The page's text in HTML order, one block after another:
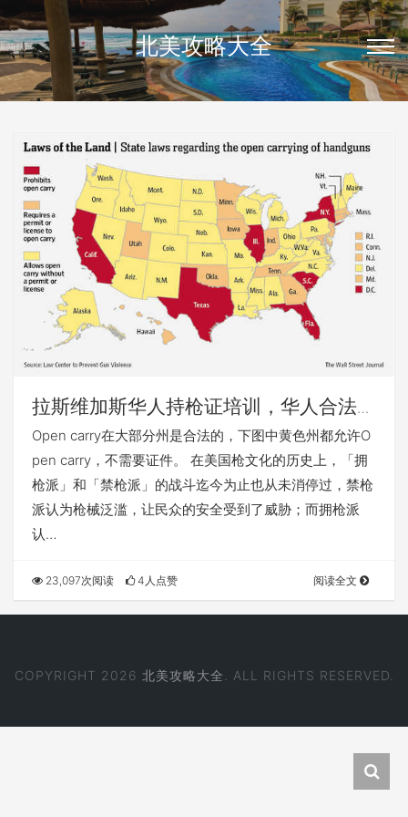
北美攻略大全
拉斯维加斯华人持枪证培训，华人合法买
枪从容自卫
Open carry在大部分州是合法的，下图中黄色州都允许O
pen carry，不需要证件。 在美国枪文化的历史上，「拥
枪派」和「禁枪派」的战斗迄今为止也从未消停过，禁枪
派认为枪械泛滥，让民众的安全受到了威胁；而拥枪派
认…
23,097次阅读 4人点赞 阅读全文
COPYRIGHT 2026 北美攻略大全 . ALL RIGHTS RESERVED.